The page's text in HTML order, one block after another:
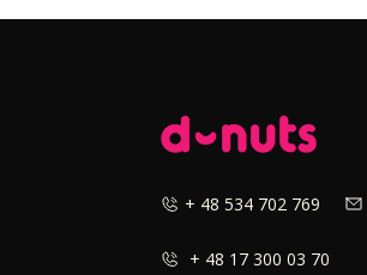
+ 48 534 702 769
+ 48 17 300 03 70